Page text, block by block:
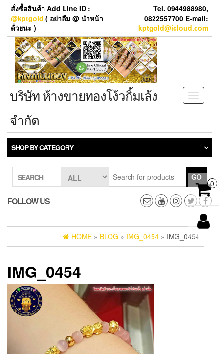
Skip
content
สั่งซื้อสินค้า Add Line ID :
@kptgold ( อย่าลืม @ นำหน้า
ด้่วยนะ )
Tel. 0944988980,
0822557700 E-mail:
kptgold@icloud.com
Toggle
บริษัท ห้างขายทองโง้วกิ้มเล้ง
จำกัด
SHOP BY CATEGORY
SEARCH GO
FOLLOW US
HOME » BLOG » IMG_0454 » IMG_0454
IMG_0454
0